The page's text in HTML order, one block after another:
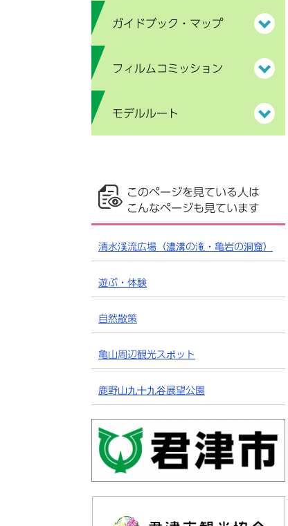
ガイドブック・マップ
フィルムコミッション
モデルルート
このページを見ている人は
こんなページも見ています
清水渓流広場（濃溝の滝・亀岩の洞窟）
遊ぶ・体験
自然散策
亀山周辺観光スポット
鹿野山九十九谷展望公園